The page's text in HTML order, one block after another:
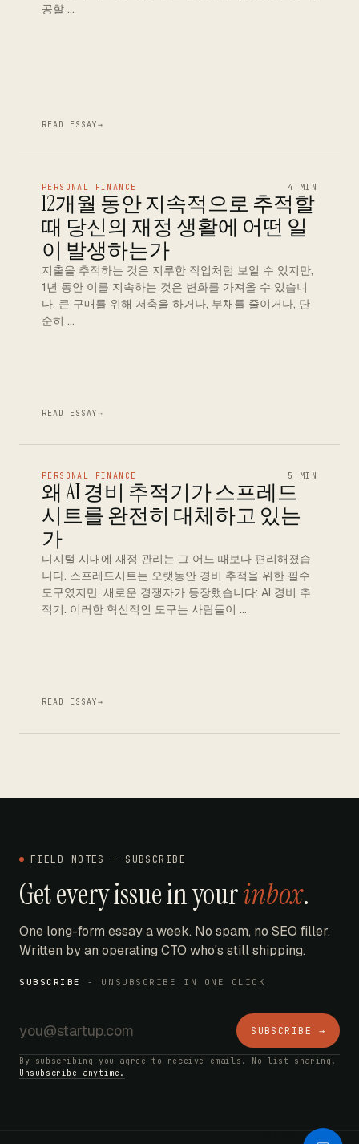
공할 …
READ ESSAY→
PERSONAL FINANCE 4 MIN
12개월 동안 지속적으로 추적할
때 당신의 재정 생활에 어떤 일
이 발생하는가
지출을 추적하는 것은 지루한 작업처럼 보일 수 있지만,
1년 동안 이를 지속하는 것은 변화를 가져올 수 있습니
다. 큰 구매를 위해 저축을 하거나, 부채를 줄이거나, 단
순히 …
READ ESSAY→
PERSONAL FINANCE 5 MIN
왜 AI 경비 추적기가 스프레드
시트를 완전히 대체하고 있는
가
디지털 시대에 재정 관리는 그 어느 때보다 편리해졌습
니다. 스프레드시트는 오랫동안 경비 추적을 위한 필수
도구였지만, 새로운 경쟁자가 등장했습니다: AI 경비 추
적기. 이러한 혁신적인 도구는 사람들이 …
READ ESSAY→
FIELD NOTES - SUBSCRIBE
Get every issue in yourinbox.
One long-form essay a week. No spam, no SEO filler.
Written by an operating CTO who's still shipping.
SUBSCRIBE - UNSUBSCRIBE IN ONE CLICK
SUBSCRIBE →
By subscribing you agree to receive emails. No list sharing.
Unsubscribe anytime.